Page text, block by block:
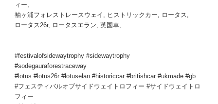
ィー,
袖ヶ浦フォレストレースウェイ, ヒストリックカー, ロータス,
ロータス26r, ロータスエラン, 英国車,
#festivalofsidewaytrophy #sidewaytrophy
#sodegauraforestraceway
#lotus #lotus26r #lotuselan #historiccar #britishcar #ukmade #gb
#フェスティバルオブサイドウェイトロフィー #サイドウェイトロ
フィー